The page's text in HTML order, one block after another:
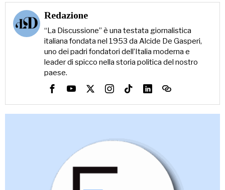
Redazione
“La Discussione” è una testata giornalistica
italiana fondata nel 1953 da Alcide De Gasperi,
uno dei padri fondatori dell’Italia moderna e
leader di spicco nella storia politica del nostro
paese.